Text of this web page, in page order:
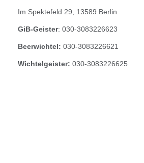
Im Spektefeld 29, 13589 Berlin
GiB-Geister: 030-3083226623
Beerwichtel: 030-3083226621
Wichtelgeister: 030-3083226625